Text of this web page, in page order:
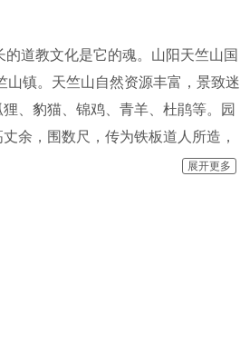
道教文化是它的魂。山阳天竺山国
镇。天竺山自然资源丰富，景致迷
、豹猫、锦鸡、青羊、杜鹃等。园
余，围数尺，传为铁板道人所造，
商洛，在此休整之地。云盖寺，宋
展开更多